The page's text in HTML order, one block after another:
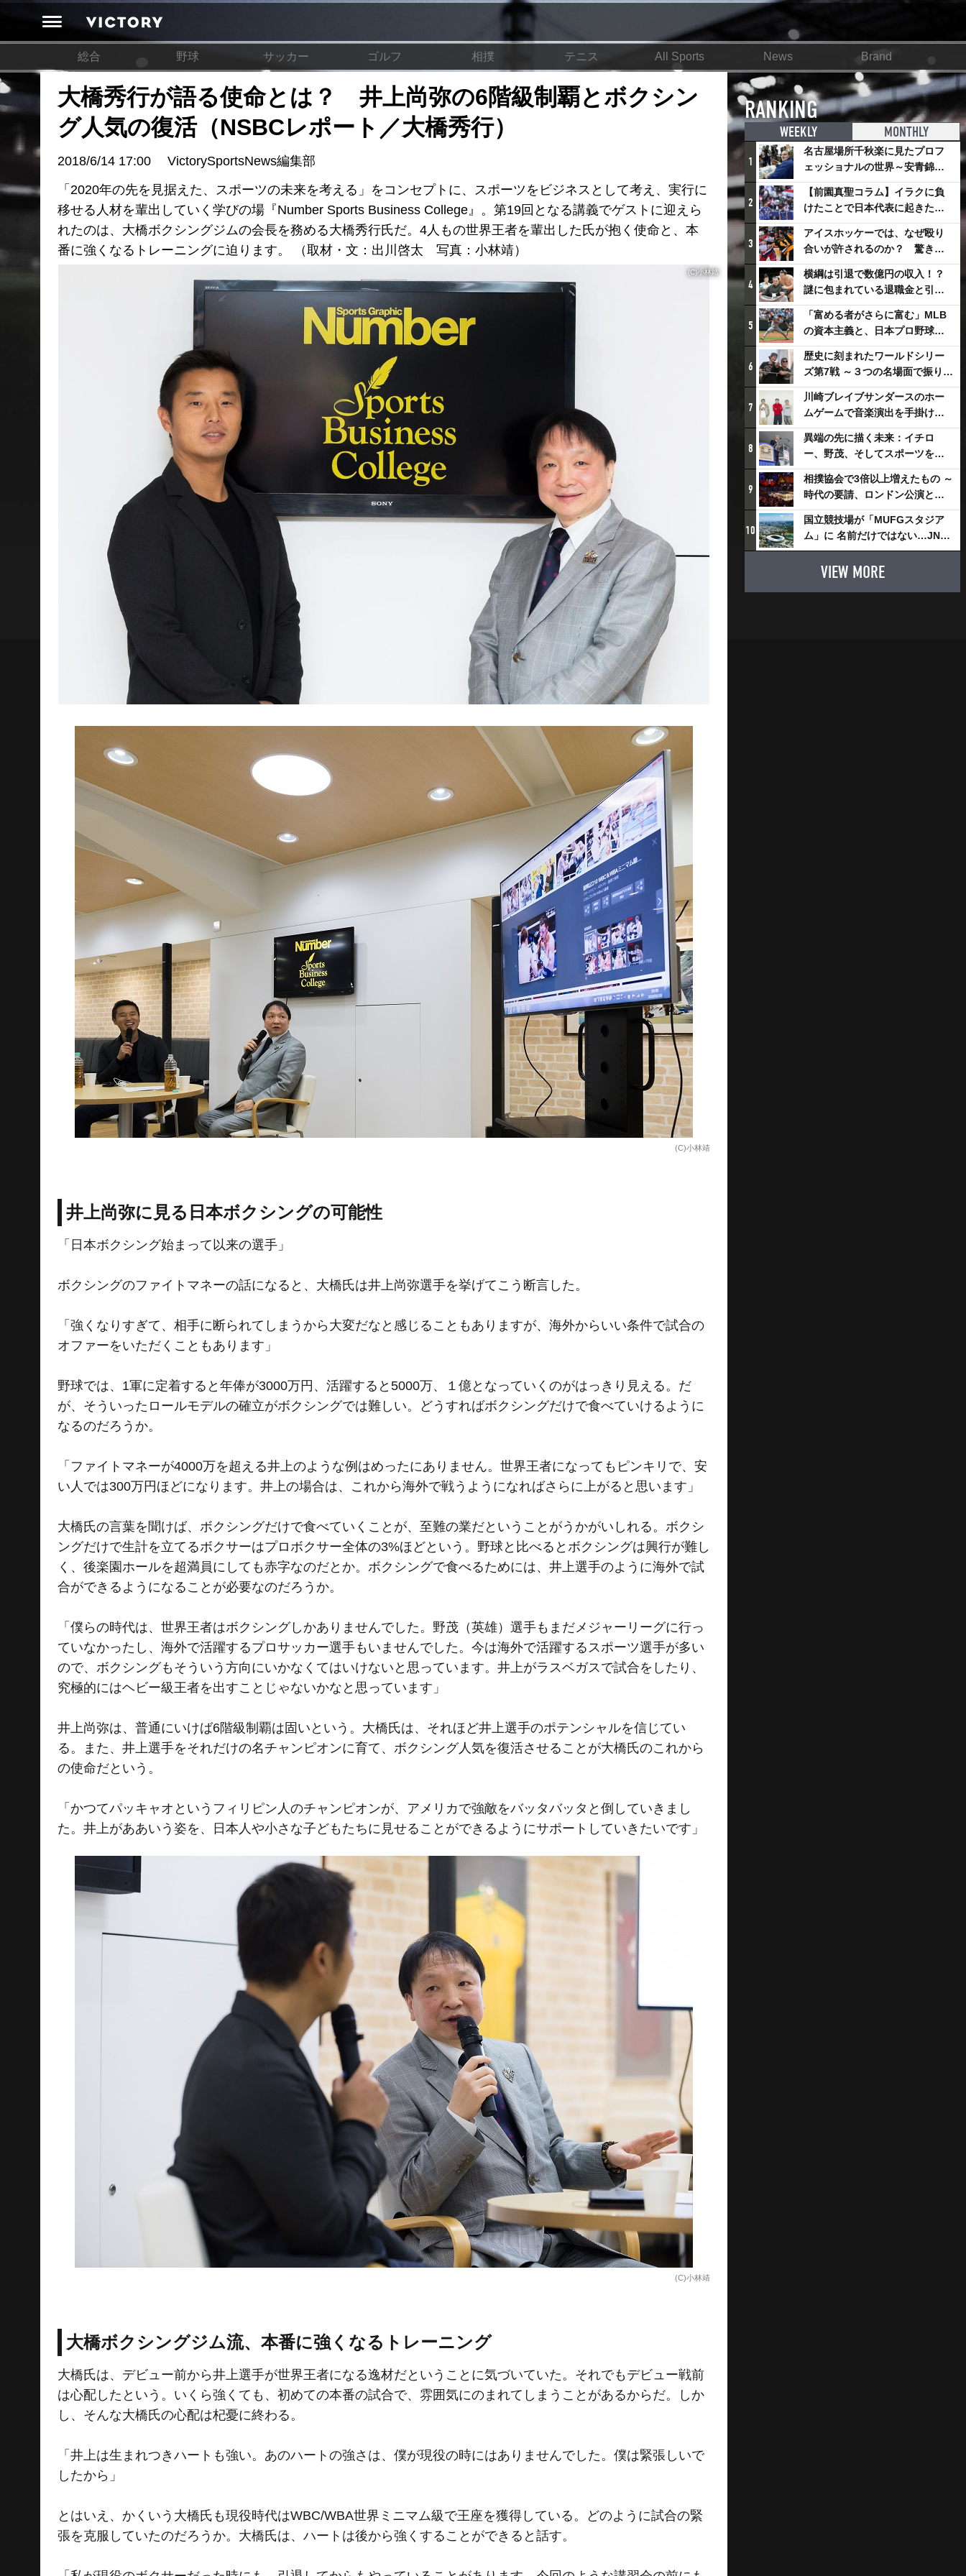
総合 野球 サッカー ゴルフ 相撲 テニス All Sports News Brand
大橋秀行が語る使命とは？ 井上尚弥の6階級制覇とボクシン
グ人気の復活（NSBCレポート／大橋秀行）
2018/6/14 17:00
VictorySportsNews編集部
「2020年の先を見据えた、スポーツの未来を考える」をコンセプトに、スポーツをビジネスとして考え、実行に
移せる人材を輩出していく学びの場『Number Sports Business College』。第19回となる講義でゲストに迎えら
れたのは、大橋ボクシングジムの会長を務める大橋秀行氏だ。4人もの世界王者を輩出した氏が抱く使命と、本
番に強くなるトレーニングに迫ります。 （取材・文：出川啓太 写真：小林靖）
(C)小林靖
(C)小林靖
井上尚弥に見る日本ボクシングの可能性
「日本ボクシング始まって以来の選手」
ボクシングのファイトマネーの話になると、大橋氏は井上尚弥選手を挙げてこう断言した。
「強くなりすぎて、相手に断られてしまうから大変だなと感じることもありますが、海外からいい条件で試合の
オファーをいただくこともあります」
野球では、1軍に定着すると年俸が3000万円、活躍すると5000万、１億となっていくのがはっきり見える。だ
が、そういったロールモデルの確立がボクシングでは難しい。どうすればボクシングだけで食べていけるように
なるのだろうか。
「ファイトマネーが4000万を超える井上のような例はめったにありません。世界王者になってもピンキリで、安
い人では300万円ほどになります。井上の場合は、これから海外で戦うようになればさらに上がると思います」
大橋氏の言葉を聞けば、ボクシングだけで食べていくことが、至難の業だということがうかがいしれる。ボクシ
ングだけで生計を立てるボクサーはプロボクサー全体の3%ほどという。野球と比べるとボクシングは興行が難し
く、後楽園ホールを超満員にしても赤字なのだとか。ボクシングで食べるためには、井上選手のように海外で試
合ができるようになることが必要なのだろうか。
「僕らの時代は、世界王者はボクシングしかありませんでした。野茂（英雄）選手もまだメジャーリーグに行っ
ていなかったし、海外で活躍するプロサッカー選手もいませんでした。今は海外で活躍するスポーツ選手が多い
ので、ボクシングもそういう方向にいかなくてはいけないと思っています。井上がラスベガスで試合をしたり、
究極的にはヘビー級王者を出すことじゃないかなと思っています」
井上尚弥は、普通にいけば6階級制覇は固いという。大橋氏は、それほど井上選手のポテンシャルを信じてい
る。また、井上選手をそれだけの名チャンピオンに育て、ボクシング人気を復活させることが大橋氏のこれから
の使命だという。
「かつてパッキャオというフィリピン人のチャンピオンが、アメリカで強敵をバッタバッタと倒していきまし
た。井上がああいう姿を、日本人や小さな子どもたちに見せることができるようにサポートしていきたいです」
(C)小林靖
大橋ボクシングジム流、本番に強くなるトレーニング
大橋氏は、デビュー前から井上選手が世界王者になる逸材だということに気づいていた。それでもデビュー戦前
は心配したという。いくら強くても、初めての本番の試合で、雰囲気にのまれてしまうことがあるからだ。しか
し、そんな大橋氏の心配は杞憂に終わる。
「井上は生まれつきハートも強い。あのハートの強さは、僕が現役の時にはありませんでした。僕は緊張しいで
したから」
とはいえ、かくいう大橋氏も現役時代はWBC/WBA世界ミニマム級で王座を獲得している。どのように試合の緊
張を克服していたのだろうか。大橋氏は、ハートは後から強くすることができると話す。
RANKING
WEEKLY MONTHLY
1
名古屋場所千秋楽に見たプロフ
ェッショナルの世界～安青錦の
優勝を巡るさまざまなドラマ
2
【前園真聖コラム】イラクに負
けたことで日本代表に起きたプ
ラスとは
3
アイスホッケーでは、なぜ殴り
合いが許されるのか？ 驚きの
「ファイティング」ルールにつ
いて
4
横綱は引退で数億円の収入！？
謎に包まれている退職金と引退
相撲興行
5
「富める者がさらに富む」MLB
の資本主義と、日本プロ野球が
踏み出せない一歩
6
歴史に刻まれたワールドシリー
ズ第7戦 ～３つの名場面で振り返
る～
7
川崎ブレイブサンダースのホー
ムゲームで音楽演出を手掛ける
スチャダラパーが川崎新！アリ
ーナシティ・プロジェクトを語
る 「楽しみでしかないでしょ。
川崎は、ずっと成長曲線だか
ら」
8
異端の先に描く未来：イチロ
ー、野茂、そしてスポーツを支
える科学界の挑戦
9
相撲協会で3倍以上増えたもの ～
時代の要請、ロンドン公演と古
式大相撲
10
国立競技場が「MUFGスタジア
ム」に 名前だけではない…JNSE
とMUFGが“共創”し描く地域活
性化・社会価値創造の近未来図
VIEW MORE